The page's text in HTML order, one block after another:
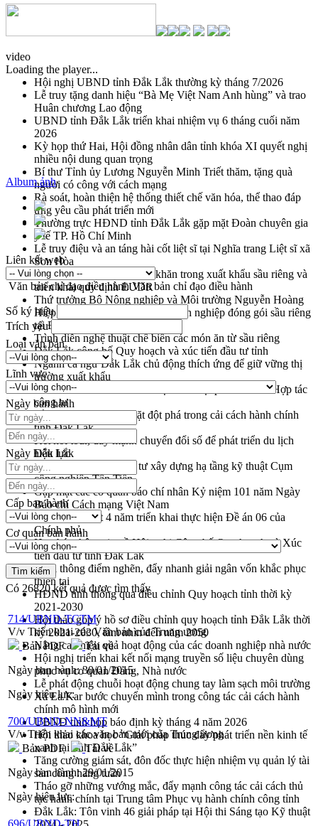
video
Loading the player...
Hội nghị UBND tỉnh Đắk Lắk thường kỳ tháng 7/2026
Lễ truy tặng danh hiệu “Bà Mẹ Việt Nam Anh hùng” và trao
Huân chương Lao động
UBND tỉnh Đắk Lắk triển khai nhiệm vụ 6 tháng cuối năm
2026
Kỳ họp thứ Hai, Hội đồng nhân dân tỉnh khóa XI quyết nghị
nhiều nội dung quan trọng
Bí thư Tỉnh ủy Lương Nguyễn Minh Triết thăm, tặng quà
người có công với cách mạng
Rà soát, hoàn thiện hệ thống thiết chế văn hóa, thể thao đáp
ứng yêu cầu phát triển mới
Thường trực HĐND tỉnh Đắk Lắk gặp mặt Đoàn chuyên gia
y tế TP. Hồ Chí Minh
Lễ truy điệu và an táng hài cốt liệt sĩ tại Nghĩa trang Liệt sĩ xã
Sơn Hòa
Bàn giải pháp tháo gỡ khó khăn trong xuất khẩu sầu riêng và
triển khai quy định EUDR
Thứ trưởng Bộ Nông nghiệp và Môi trường Nguyễn Hoàng
Hiệp khảo sát vùng trồng và doanh nghiệp đóng gói sầu riêng
tại Đắk Lắk
Trình diễn nghệ thuật chế biến các món ăn từ sầu riêng
Đắk Lắk công bố Quy hoạch và xúc tiến đầu tư tỉnh
Ngành cá ngừ Đắk Lắk chủ động thích ứng để giữ vững thị
trường xuất khẩu
Diễn đàn Kinh tế tư nhân Việt Nam đột phá cơ chế - Hợp tác
công tư
Đề án 06 tạo bước ngoặt đột phá trong cải cách hành chính
tỉnh Đắk Lắk
Kết nối tour, đẩy mạnh chuyển đổi số để phát triển du lịch
Đắk Lắk
Khởi động Dự án Đầu tư xây dựng hạ tầng kỹ thuật Cụm
công nghiệp Tân Tiến
Gặp mặt các cơ quan báo chí nhân Kỷ niệm 101 năm Ngày
Báo chí Cách mạng Việt Nam
Đắk Lắk sơ kết 4 năm triển khai thực hiện Đề án 06 của
Chính phủ
Họp báo thông tin về Hội nghị Công bố Quy hoạch và Xúc
tiến đầu tư tỉnh Đắk Lắk
Khơi thông điểm nghẽn, đẩy nhanh giải ngân vốn khắc phục
thiên tai
HĐND tỉnh thông qua điều chỉnh Quy hoạch tỉnh thời kỳ
2021-2030
Hội thảo góp ý hồ sơ điều chỉnh quy hoạch tỉnh Đắk Lắk thời
kỳ 2021-2030, tầm nhìn đến năm 2050
Nâng cao hiệu quả hoạt động của các doanh nghiệp nhà nước
Hội nghị triển khai kết nối mạng truyền số liệu chuyên dùng
phục vụ cơ quan Đảng, Nhà nước
Lễ phát động chuỗi hoạt động chung tay làm sạch môi trường
Xã Ea Kar bước chuyển mình trong công tác cải cách hành
chính mô hình mới
UBND tỉnh họp báo định kỳ tháng 4 năm 2026
Hội thảo khoa học “Giải pháp thúc đẩy phát triển nền kinh tế
xanh tại tỉnh Đắk Lắk”
Tăng cường giám sát, đôn đốc thực hiện nhiệm vụ quản lý tài
sản công hàng tuần
Tháo gỡ những vướng mắc, đẩy mạnh công tác cải cách thủ
tục hành chính tại Trung tâm Phục vụ hành chính công tỉnh
Đắk Lắk: Tôn vinh 46 giải pháp tại Hội thi Sáng tạo Kỹ thuật
Album ảnh
Liên kết web
Văn bản chỉ đạo điều hành Văn bản chỉ đạo điều hành
Số ký hiệu
Trích yếu
Loại văn bản
Lĩnh vực
Ngày ban hành
Ngày hiệu lực
Cấp ban hành
Cơ quan ban hành
Có 26820kết quả được tìm thấy
714/UBND-TCTM
V/v Triển khai các Văn bản của Trung ương
Bản PDF
Tải về
Ngày ban hành:30/01/2015
Ngày hiệu lực:
700/UBND-NN&MT
V/v Triển khai các văn bản mới của Trung ương
Bản PDF
Tải về
Ngày ban hành:29/01/2015
Ngày hiệu lực: